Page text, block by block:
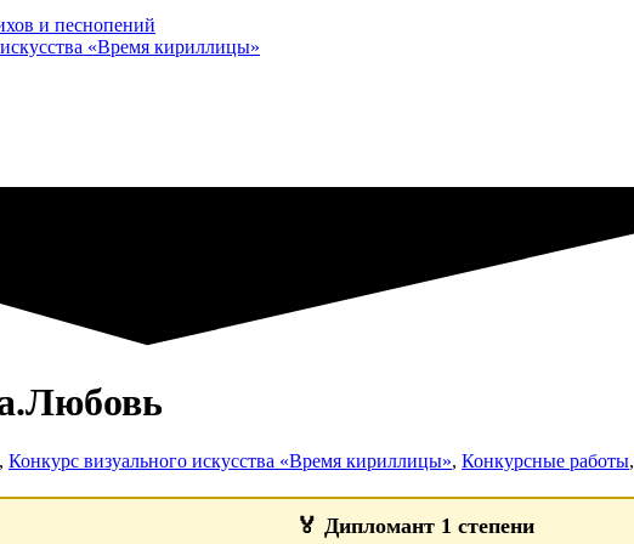
и песнопений
«Время кириллицы»
, Конкурс визуального искусства «Время кириллицы», Конкурсные работы,
🏅 Дипломант 1 степени